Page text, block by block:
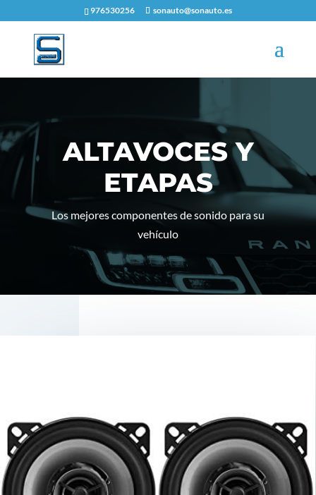
976530256 sonauto@sonauto.es
ALTAVOCES Y
ETAPAS
Los mejores componentes de sonido para su
vehículo